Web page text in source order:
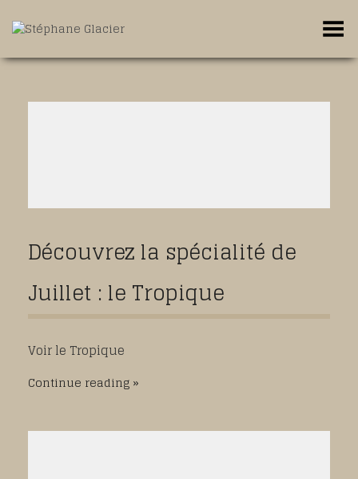
Toggle Menu
Découvrez la spécialité de
Juillet : le Tropique
Voir le Tropique
Continue reading